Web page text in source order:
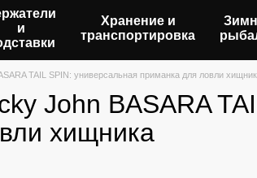
и
Хранение и
транспортировка
TAIL SPIN: универсальная приманка для ловли
John BASARA
хищника